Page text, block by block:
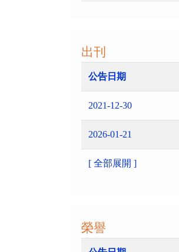
出刊
公告日期
2021-12-30
2026-01-21
[ 全部展開 ]
榮譽